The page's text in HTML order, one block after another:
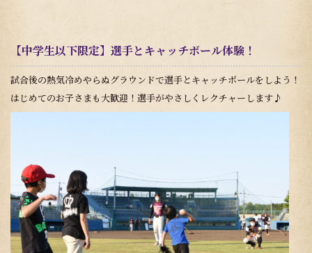
【中学生以下限定】選手とキャッチボール体験！
試合後の熱気冷めやらぬグラウンドで選手とキャッチボールをしよう！
はじめてのお子さまも大歓迎！選手がやさしくレクチャーします♪